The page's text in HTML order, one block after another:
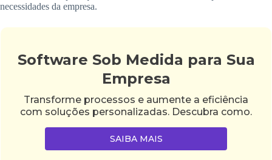
necessidades da empresa.
Software Sob Medida para Sua
Empresa
Transforme processos e aumente a eficiência
com soluções personalizadas. Descubra como.
SAIBA MAIS